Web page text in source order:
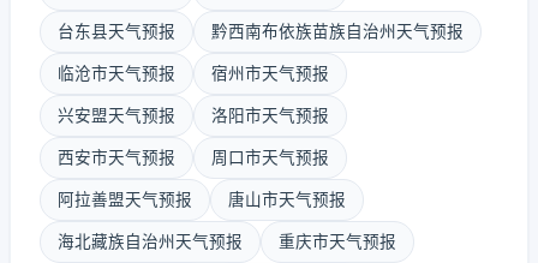
台东县天气预报 黔西南布依族苗族自治州天气预报
临沧市天气预报 宿州市天气预报
兴安盟天气预报 洛阳市天气预报
西安市天气预报 周口市天气预报
阿拉善盟天气预报 唐山市天气预报
海北藏族自治州天气预报 重庆市天气预报